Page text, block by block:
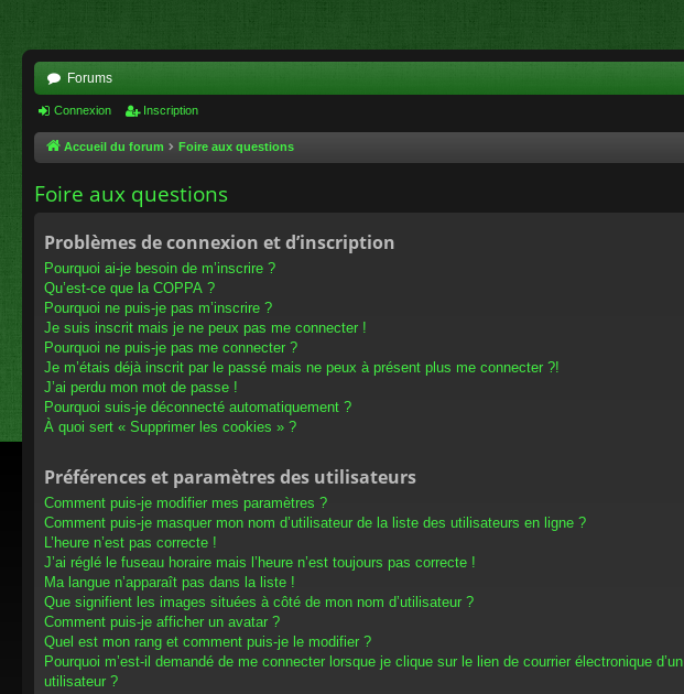
Forums
Connexion Inscription
Accueil du forum Foire aux questions
Foire aux questions
Problèmes de connexion et d’inscription
Pourquoi ai-je besoin de m’inscrire ?
Qu’est-ce que la COPPA ?
Pourquoi ne puis-je pas m’inscrire ?
Je suis inscrit mais je ne peux pas me connecter !
Pourquoi ne puis-je pas me connecter ?
Je m’étais déjà inscrit par le passé mais ne peux à présent plus me connecter ?!
J’ai perdu mon mot de passe !
Pourquoi suis-je déconnecté automatiquement ?
À quoi sert « Supprimer les cookies » ?
Préférences et paramètres des utilisateurs
Comment puis-je modifier mes paramètres ?
Comment puis-je masquer mon nom d’utilisateur de la liste des utilisateurs en ligne ?
L’heure n’est pas correcte !
J’ai réglé le fuseau horaire mais l’heure n’est toujours pas correcte !
Ma langue n’apparaît pas dans la liste !
Que signifient les images situées à côté de mon nom d’utilisateur ?
Comment puis-je afficher un avatar ?
Quel est mon rang et comment puis-je le modifier ?
Pourquoi m’est-il demandé de me connecter lorsque je clique sur le lien de courrier électronique d’un
utilisateur ?